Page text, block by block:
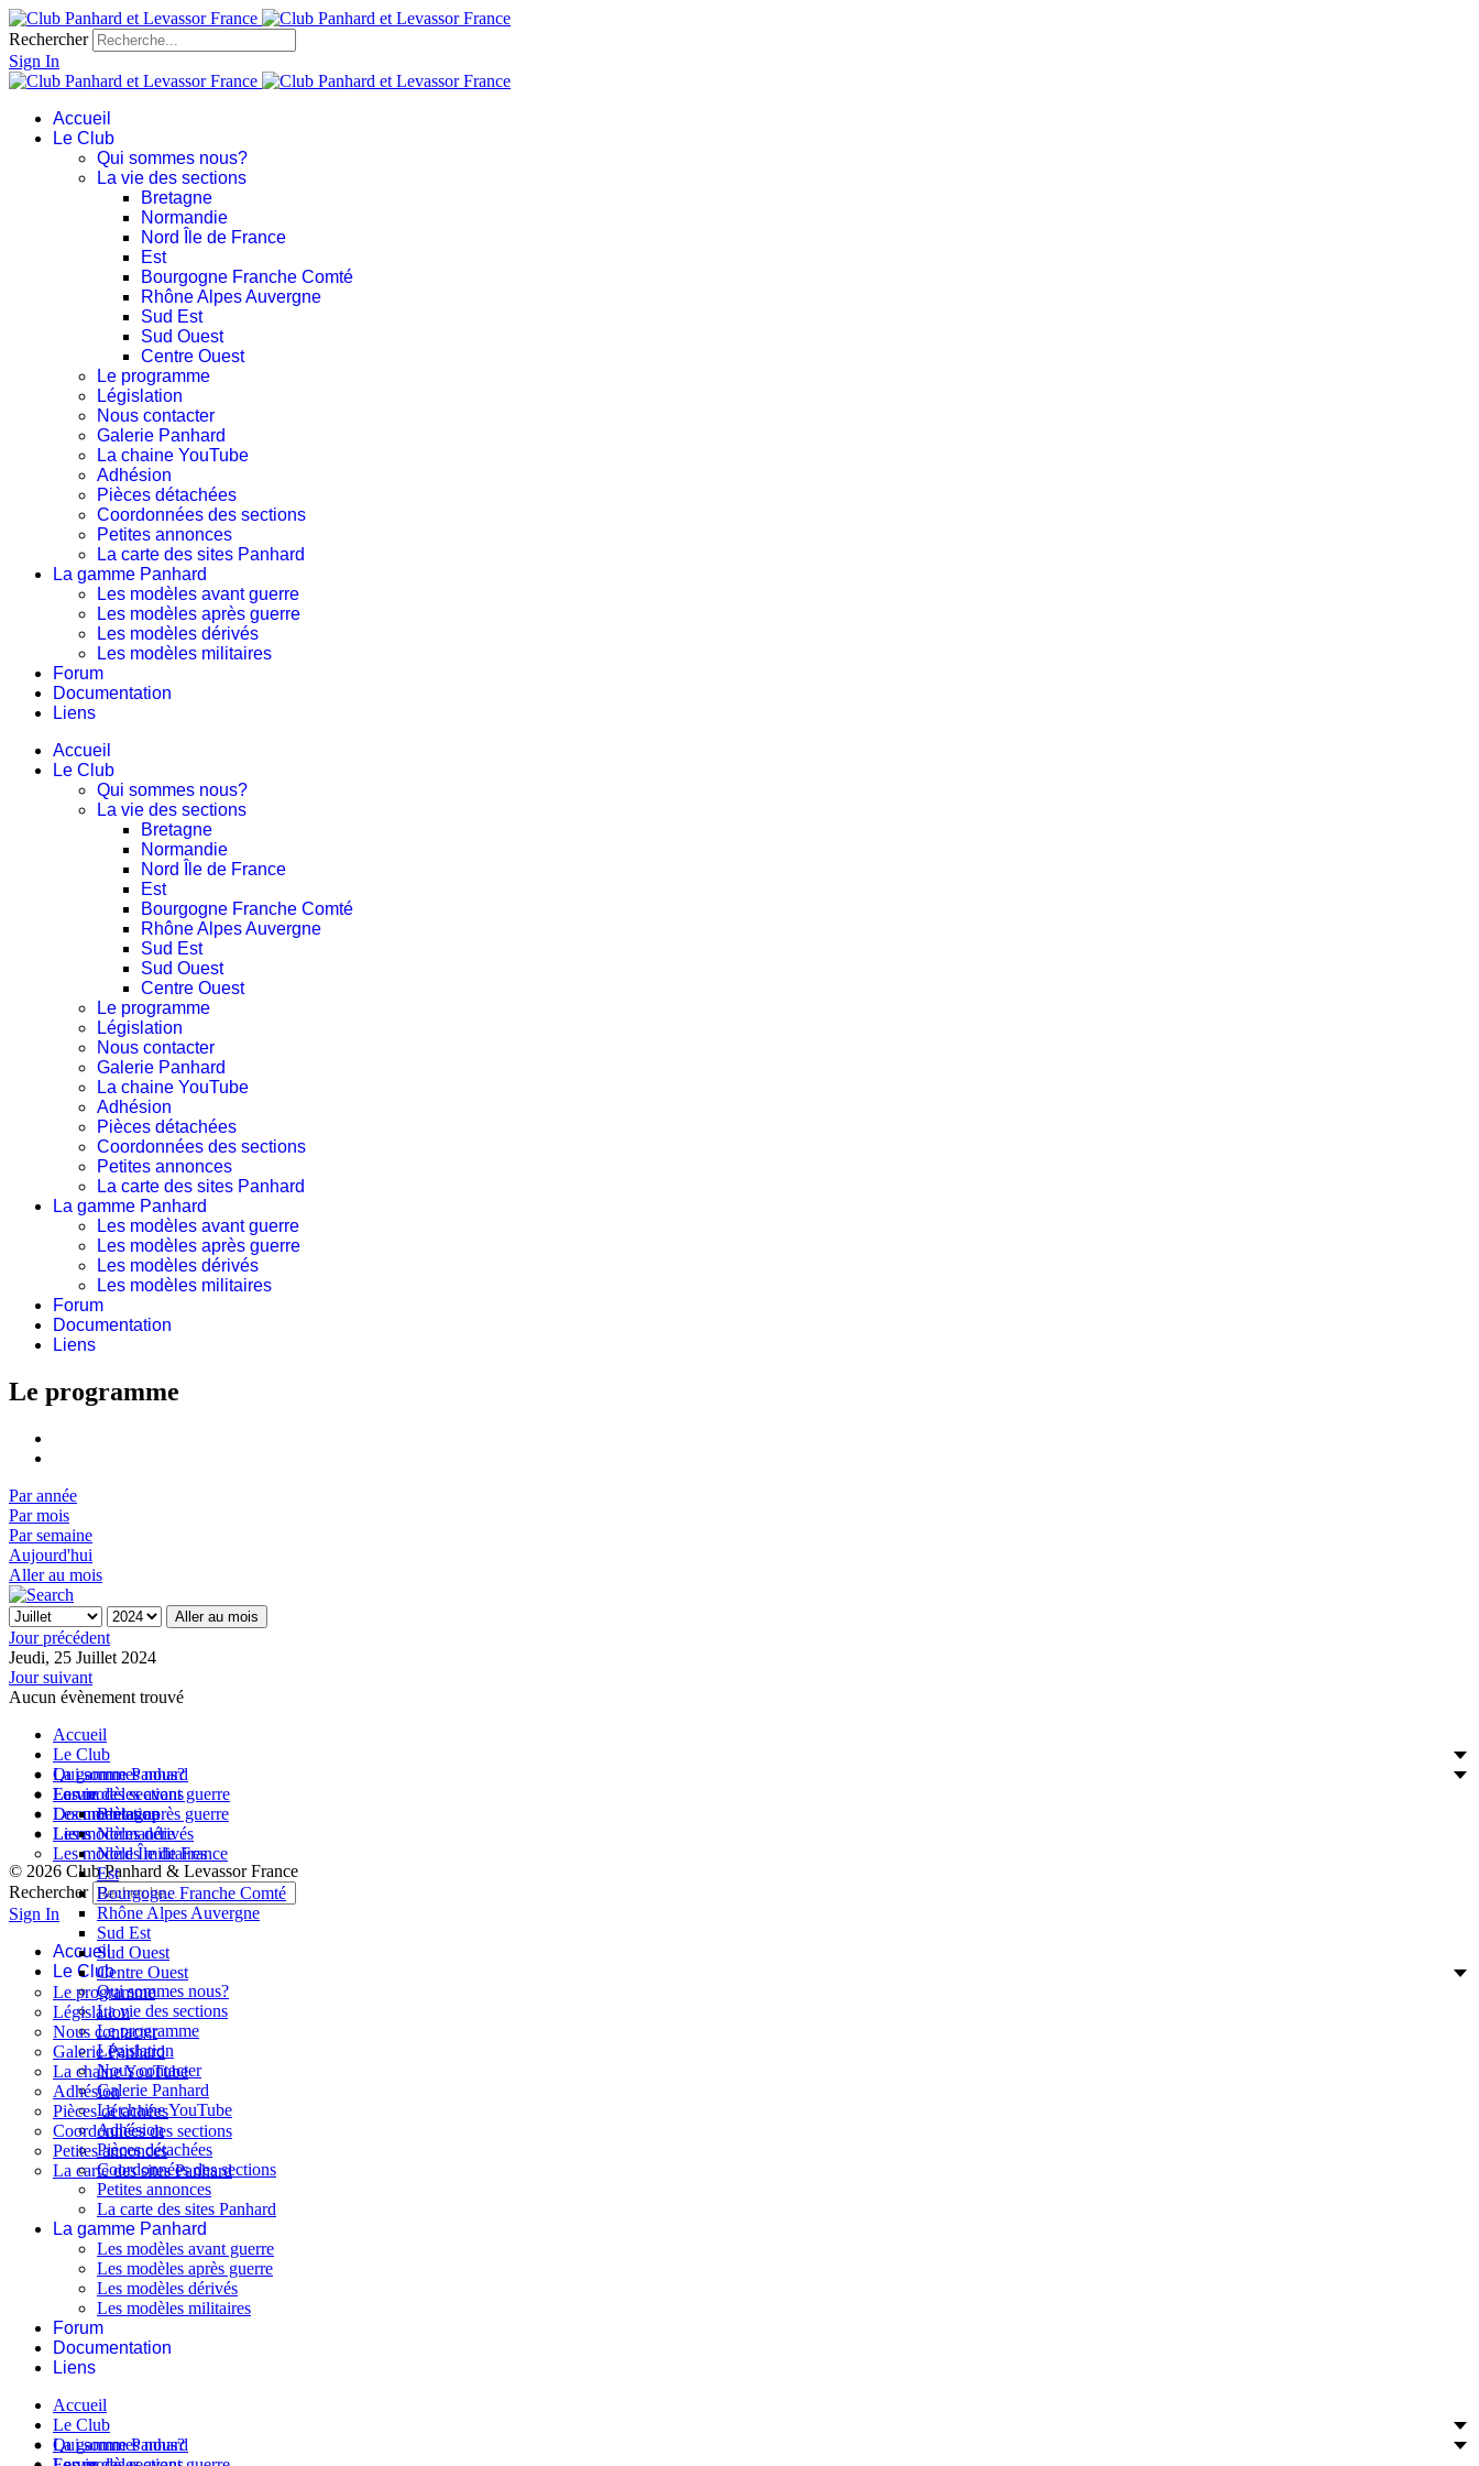
Rechercher
Sign In
Accueil
Le Club
Qui sommes nous?
La vie des sections
Bretagne
Normandie
Nord Île de France
Est
Bourgogne Franche Comté
Rhône Alpes Auvergne
Sud Est
Sud Ouest
Centre Ouest
Le programme
Législation
Nous contacter
Galerie Panhard
La chaine YouTube
Adhésion
Pièces détachées
Coordonnées des sections
Petites annonces
La carte des sites Panhard
La gamme Panhard
Les modèles avant guerre
Les modèles après guerre
Les modèles dérivés
Les modèles militaires
Forum
Documentation
Liens
Accueil
Le Club
Qui sommes nous?
La vie des sections
Bretagne
Normandie
Nord Île de France
Est
Bourgogne Franche Comté
Rhône Alpes Auvergne
Sud Est
Sud Ouest
Centre Ouest
Le programme
Législation
Nous contacter
Galerie Panhard
La chaine YouTube
Adhésion
Pièces détachées
Coordonnées des sections
Petites annonces
La carte des sites Panhard
La gamme Panhard
Les modèles avant guerre
Les modèles après guerre
Les modèles dérivés
Les modèles militaires
Forum
Documentation
Liens
Le programme
Par année
Par mois
Par semaine
Aujourd'hui
Aller au mois
Aller au mois
Jour précédent
Jeudi, 25 Juillet 2024
Jour suivant
Aucun évènement trouvé
Accueil
Le Club
Qui sommes nous?
La vie des sections
Bretagne
Normandie
Nord Île de France
Est
Bourgogne Franche Comté
Rhône Alpes Auvergne
Sud Est
Sud Ouest
Centre Ouest
Le programme
Législation
Nous contacter
Galerie Panhard
La chaine YouTube
Adhésion
Pièces détachées
Coordonnées des sections
Petites annonces
La carte des sites Panhard
La gamme Panhard
Les modèles avant guerre
Les modèles après guerre
Les modèles dérivés
Les modèles militaires
Forum
Documentation
Liens
© 2026 Club Panhard & Levassor France
Rechercher
Sign In
Accueil
Le Club
Qui sommes nous?
La vie des sections
Le programme
Législation
Nous contacter
Galerie Panhard
La chaine YouTube
Adhésion
Pièces détachées
Coordonnées des sections
Petites annonces
La carte des sites Panhard
La gamme Panhard
Les modèles avant guerre
Les modèles après guerre
Les modèles dérivés
Les modèles militaires
Forum
Documentation
Liens
Accueil
Le Club
Qui sommes nous?
La gamme Panhard